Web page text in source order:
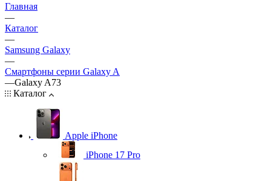
Главная
—
Каталог
—
Samsung Galaxy
—
Смартфоны серии Galaxy A
—Galaxy A73
Каталог
Apple iPhone
iPhone 17 Pro